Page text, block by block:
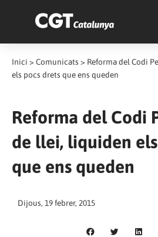
Inici > Comunicats > Reforma del Codi
els pocs drets que ens queden
Reforma del Codi
de llei, liquiden
que ens queden
Dijous, 19 febrer, 2015